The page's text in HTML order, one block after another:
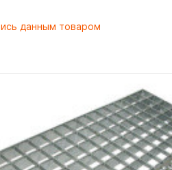
данным товаром